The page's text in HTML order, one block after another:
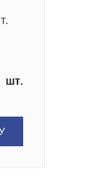
шт.